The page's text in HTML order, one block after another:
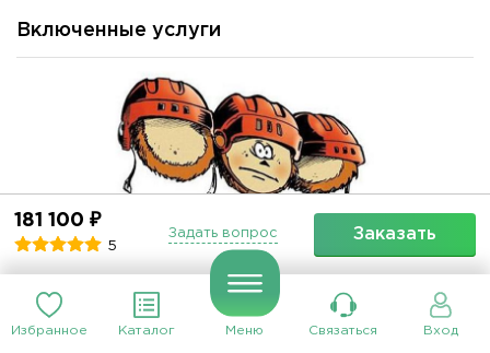
Избранное Каталог Меню Связаться Вход
Включенные услуги
Доставка и вывоз оборудования (МКАД)
181 100 ₽
5
Заказать
Задать вопрос